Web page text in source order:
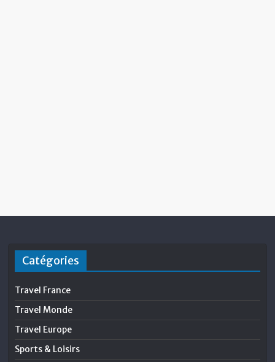
Catégories
Travel France
Travel Monde
Travel Europe
Sports & Loisirs